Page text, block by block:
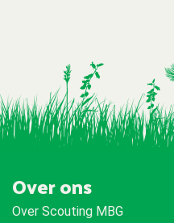
Over ons
Over Scouting MBG